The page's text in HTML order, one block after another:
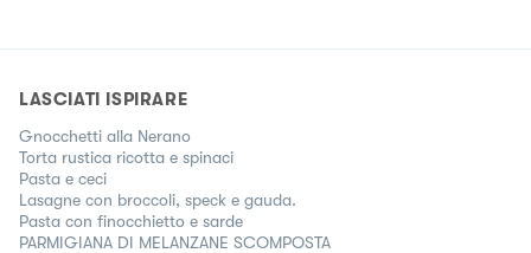
LASCIATI ISPIRARE
Gnocchetti alla Nerano
Torta rustica ricotta e spinaci
Pasta e ceci
Lasagne con broccoli, speck e gauda.
Pasta con finocchietto e sarde
PARMIGIANA DI MELANZANE SCOMPOSTA